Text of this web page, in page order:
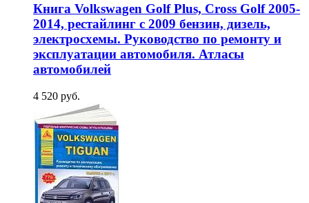
Книга Volkswagen Golf Plus, Cross Golf 2005-
2014, рестайлинг с 2009 бензин, дизель,
электросхемы. Руководство по ремонту и
эксплуатации автомобиля. Атласы
автомобилей
4 520 руб.